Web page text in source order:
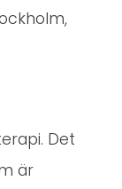
Det
är